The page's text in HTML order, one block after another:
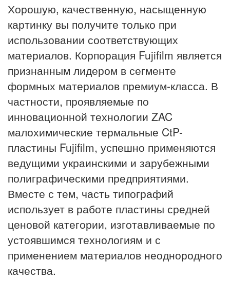
Хорошую, качественную, насыщенную
картинку вы получите только при
использовании соответствующих
материалов. Корпорация Fujifilm является
признанным лидером в сегменте
формных материалов премиум-класса. В
частности, проявляемые по
инновационной технологии ZAC
малохимические термальные CtP-
пластины Fujifilm, успешно применяются
ведущими украинскими и зарубежными
полиграфическими предприятиями.
Вместе с тем, часть типографий
использует в работе пластины средней
ценовой категории, изготавливаемые по
устоявшимся технологиям и с
применением материалов неоднородного
качества.